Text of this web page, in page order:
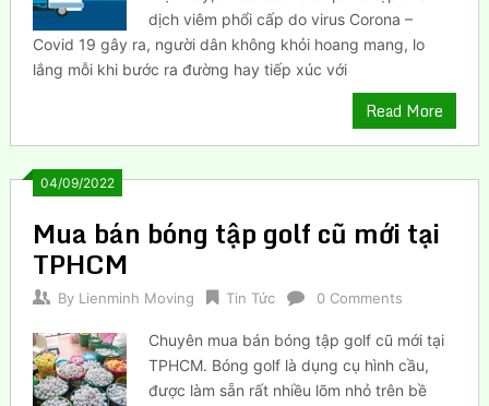
dịch viêm phổi cấp do virus Corona –
Covid 19 gây ra, người dân không khỏi hoang mang, lo
lắng mỗi khi bước ra đường hay tiếp xúc với
Read More
04/09/2022
Mua bán bóng tập golf cũ mới tại
TPHCM
By Lienminh Moving Tin Tức 0 Comments
Chuyên mua bán bóng tập golf cũ mới tại
TPHCM. Bóng golf là dụng cụ hình cầu,
được làm sẵn rất nhiều lõm nhỏ trên bề